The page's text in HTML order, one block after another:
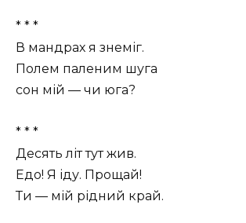
* * *
В мандрах я знеміг.
Полем паленим шуга
сон мій — чи юга?
* * *
Десять літ тут жив.
Едо! Я іду. Прощай!
Ти — мій рідний край.